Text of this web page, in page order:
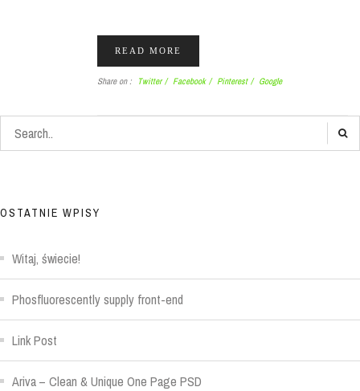
READ MORE
Share on : Twitter / Facebook / Pinterest / Google
OSTATNIE WPISY
Witaj, świecie!
Phosfluorescently supply front-end
Link Post
Ariva – Clean & Unique One Page PSD